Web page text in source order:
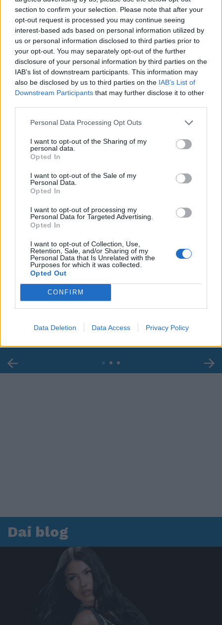
section to confirm your selection. Please note that after your
opt-out request is processed you may continue seeing
interest-based ads based on personal information utilized by
us or personal information disclosed to third parties prior to
your opt-out. You may separately opt-out of the further
disclosure of your personal information by third parties on the
IAB’s list of downstream participants. This information may
also be disclosed by us to third parties on the IAB’s List of
Downstream Participants that may further disclose it to other
Personal Data Processing Opt Outs
I want to opt-out of the Sharing of my
personal data.
Opted In
I want to opt-out of the Sale of my
Personal Data.
Opted In
I want to opt-out of processing my
Personal Data for Targeted Advertising.
Opted In
I want to opt-out of Collection, Use,
Retention, Sale, and/or Sharing of my
Personal Data that Is Unrelated with the
Purposes for which it was collected.
Opted Out
CONFIRM
Data Deletion Data Access Privacy Policy
00:00 01:16
Leonardo Maria Del Vecchio dall'ex compagna
Dai blog